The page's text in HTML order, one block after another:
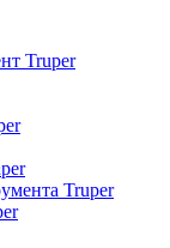
Truper
Truper